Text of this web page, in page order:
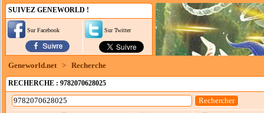
SUIVEZ GENEWORLD !
Sur Facebook Sur Twitter
Geneworld.net > Recherche
RECHERCHE : 9782070628025